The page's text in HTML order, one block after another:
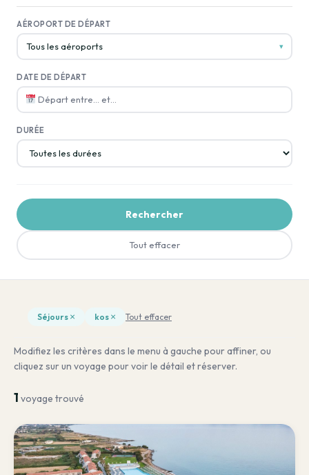
AÉROPORT DE DÉPART
Tous les aéroports ▾
DATE DE DÉPART
Départ entre… et…
DURÉE
Rechercher
Tout effacer
Séjours × kos × Tout effacer
Modifiez les critères dans le menu à gauche pour affiner, ou
cliquez sur un voyage pour voir le détail et réserver.
1 voyage trouvé